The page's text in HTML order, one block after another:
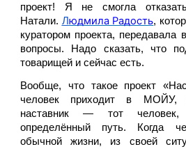
проект! Я не смогла
Натали. Людмила Радость,
куратором проекта, передавала
вопросы. Надо сказать, что
товарищей и сейчас есть.
Вообще, что такое проект
человек приходит в МОЙУ,
наставник — тот
определённый путь. Когда
обычной жизни, из своей